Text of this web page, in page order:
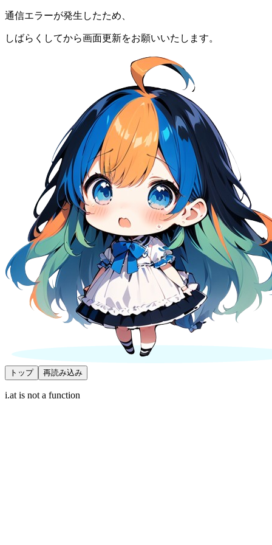
通信エラーが発生したため、
しばらくしてから画面更新をお願いいたします。
トップ 再読み込み
i.at is not a function